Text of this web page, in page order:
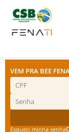
VEM PRA BEE
Esqueci minha senha